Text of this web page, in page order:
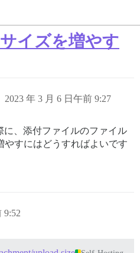
イズを増やす
2023 年 3 月 6 日午前 9:27
に、添付ファイルのファイル
すにはどうすればよいです
9:52